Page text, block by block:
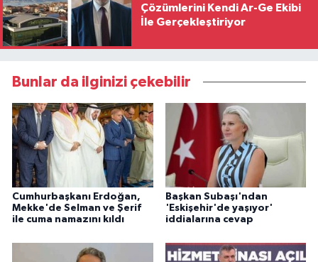
Çözümlerini Kendi Ar-Ge Ekibi
İle Gerçekleştiriyor
Bunlar da ilginizi çekebilir
Cumhurbaşkanı Erdoğan,
Mekke'de Selman ve Şerif
ile cuma namazını kıldı
Başkan Subaşı'ndan
'Eskişehir'de yaşıyor'
iddialarına cevap